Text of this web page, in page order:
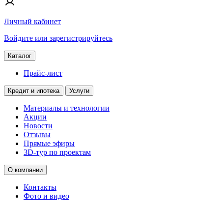
Личный кабинет
Войдите или зарегистрируйтесь
Каталог
Прайс-лист
Кредит и ипотека Услуги
Материалы и технологии
Акции
Новости
Отзывы
Прямые эфиры
3D-тур по проектам
О компании
Контакты
Фото и видео